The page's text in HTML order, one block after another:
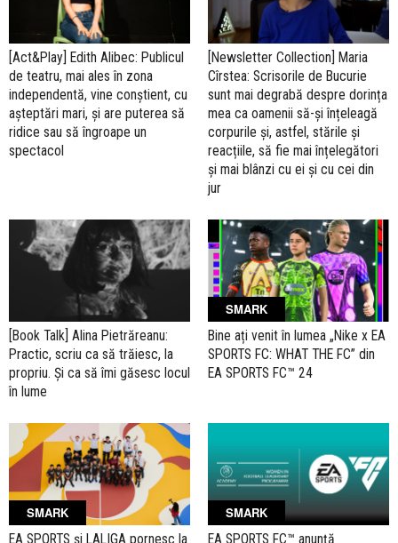
[Act&Play] Edith Alibec: Publicul
de teatru, mai ales în zona
independentă, vine conștient, cu
așteptări mari, și are puterea să
ridice sau să îngroape un
spectacol
[Newsletter Collection] Maria
Cîrstea: Scrisorile de Bucurie
sunt mai degrabă despre dorința
mea ca oamenii să-și înțeleagă
corpurile și, astfel, stările și
reacțiile, să fie mai înțelegători
și mai blânzi cu ei și cu cei din
jur
[Book Talk] Alina Pietrăreanu:
Practic, scriu ca să trăiesc, la
propriu. Și ca să îmi găsesc locul
în lume
SMARK
Bine ați venit în lumea „Nike x EA
SPORTS FC: WHAT THE FC” din
EA SPORTS FC™ 24
SMARK
EA SPORTS și LALIGA pornesc la
SMARK
EA SPORTS FC™ anunță